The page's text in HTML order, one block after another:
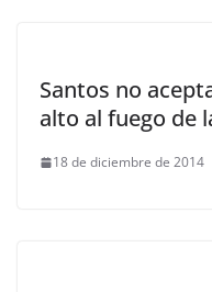
Santos no
alto al fuego de
18 de diciembre de 2014